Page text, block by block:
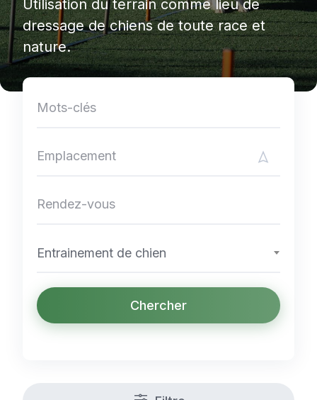
Utilisation du terrain comme lieu de
dressage de chiens de toute race et
nature.
Entrainement de chien
Chercher